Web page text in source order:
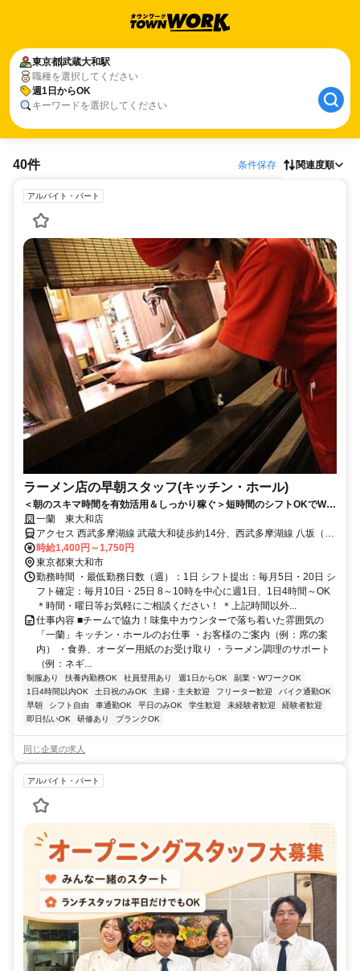
東京都武蔵大和駅
職種を選択してください
週1日からOK
キーワードを選択してください
40件 条件保存 関連度順
アルバイト・パート
ラーメン店の早朝スタッフ(キッチン・ホール)
＜朝のスキマ時間を有効活用＆しっかり稼ぐ＞短時間のシフトOKでWワ
ークにもオススメ♪髪色自由！
一蘭 東大和店
アクセス 西武多摩湖線 武蔵大和徒歩約14分、西武多摩湖線 八坂（東
京都）徒歩約27分、西武山口線 多摩湖南口徒歩約28分 「上北台駅」
から新青梅街道を東久留米市方面へ車で7分
時給1,400円～1,750円
東京都東大和市
勤務時間 ・最低勤務日数（週）：1日 シフト提出：毎月5日・20日 シ
フト確定：毎月10日・25日 8～10時を中心に週1日、1日4時間～OK
＊時間・曜日等お気軽にご相談ください！ ＊上記時間以外...
仕事内容 ■チームで協力！味集中カウンターで落ち着いた雰囲気の
「一蘭」キッチン・ホールのお仕事 ・お客様のご案内（例：席の案
内） ・食券、オーダー用紙のお受け取り ・ラーメン調理のサポート
（例：ネギ...
制服あり 扶養内勤務OK 社員登用あり 週1日からOK
副業・WワークOK
1日4時間以内OK
土日祝のみOK 主婦・主夫歓迎 フリーター歓迎
バイク通勤OK
早朝
シフト自由 車通勤OK 平日のみOK 学生歓迎 未経験者歓迎
経験者歓迎
即日払いOK
研修あり ブランクOK
同じ企業の求人
アルバイト・パート